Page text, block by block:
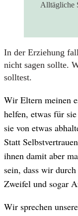
Alltägliche
In der Erziehung
nicht sagen sollte.
solltest.
Wir Eltern meinen
helfen, etwas für
sie von etwas
Statt
ihnen damit aber
sein, dass wir
Zweifel und sogar
Wir sprechen